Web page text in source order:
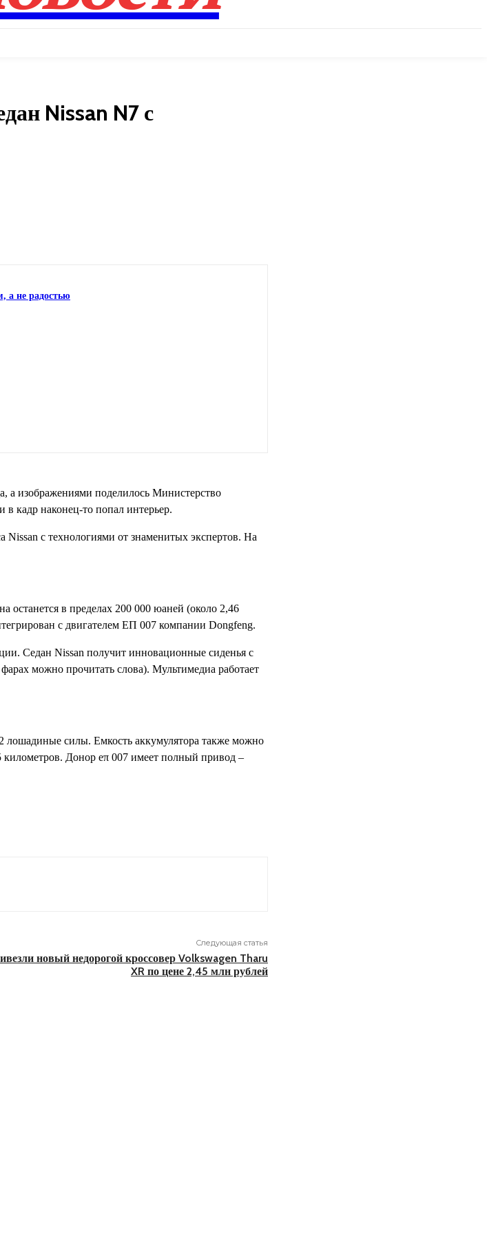
Nissan N7 с
а не радостью
а изображениями поделилось Министерство
кадр наконец-то попал интерьер.
Nissan с технологиями от знаменитых экспертов. На
останется в пределах 200 000 юаней (около 2,46
с двигателем EΠ 007 компании Dongfeng.
Седан Nissan получит инновационные сиденья с
можно прочитать слова). Мультимедиа работает
силы. Емкость аккумулятора также можно
километров. Донор eπ 007 имеет полный привод –
Следующая статья
новый недорогой кроссовер Volkswagen Tharu
XR по цене 2,45 млн рублей